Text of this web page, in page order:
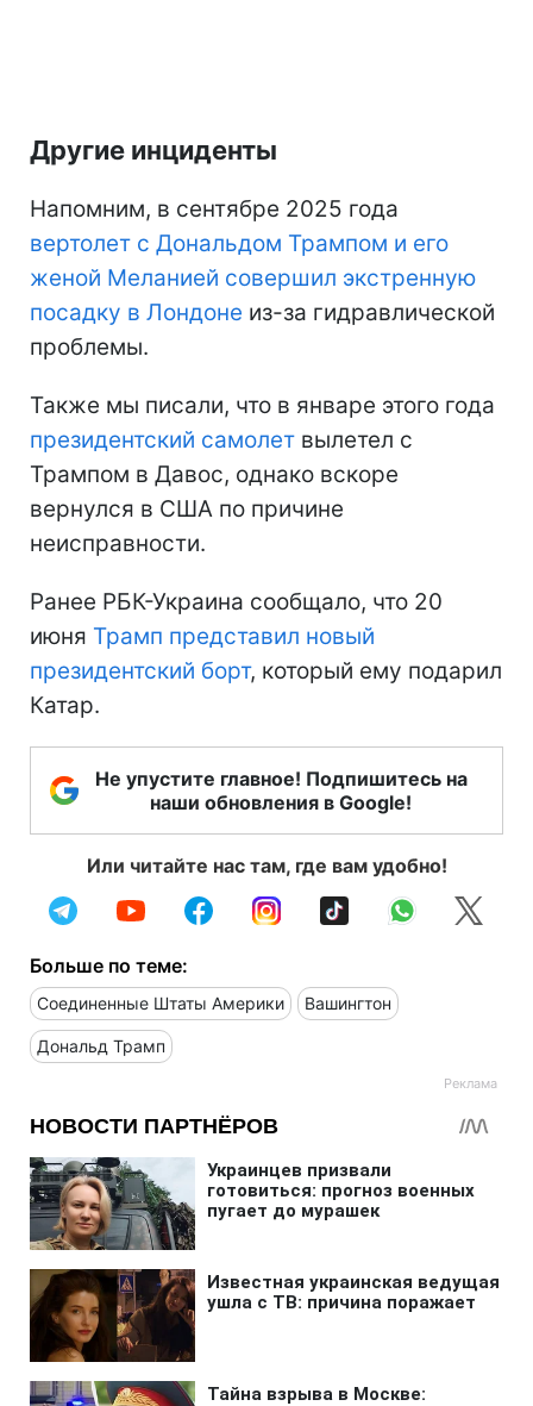
Другие инциденты
Напомним, в сентябре 2025 года
вертолет с Дональдом Трампом и его
женой Меланией совершил экстренную
посадку в Лондоне из-за гидравлической
проблемы.
Также мы писали, что в январе этого года
президентский самолет вылетел с
Трампом в Давос, однако вскоре
вернулся в США по причине
неисправности.
Ранее РБК-Украина сообщало, что 20
июня Трамп представил новый
президентский борт, который ему подарил
Катар.
Не упустите главное! Подпишитесь на
наши обновления в Google!
Или читайте нас там, где вам удобно!
Больше по теме:
Соединенные Штаты Америки Вашингтон
Дональд Трамп